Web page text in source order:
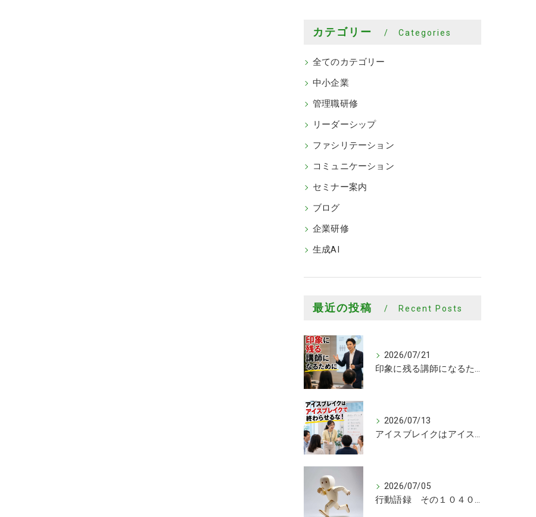
カテゴリー Categories
全てのカテゴリー
中小企業
管理職研修
リーダーシップ
ファシリテーション
コミュニケーション
セミナー案内
ブログ
企業研修
生成AI
最近の投稿 Recent Posts
2026/07/21
印象に残る講師になるために
2026/07/13
アイスブレイクはアイスブレイクで終わらせるな！
2026/07/05
行動語録 その１０４０ 行動あるのみ！